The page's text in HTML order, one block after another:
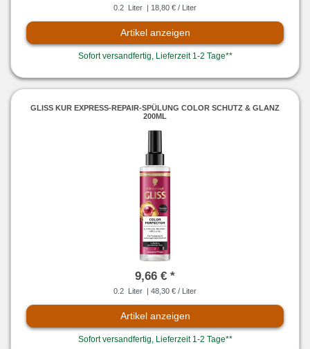
0.2 Liter | 18,80 € / Liter
Artikel anzeigen
Sofort versandfertig, Lieferzeit 1-2 Tage**
GLISS KUR EXPRESS-REPAIR-SPÜLUNG COLOR SCHUTZ & GLANZ
200ML
9,66 € *
0.2 Liter | 48,30 € / Liter
Artikel anzeigen
Sofort versandfertig, Lieferzeit 1-2 Tage**